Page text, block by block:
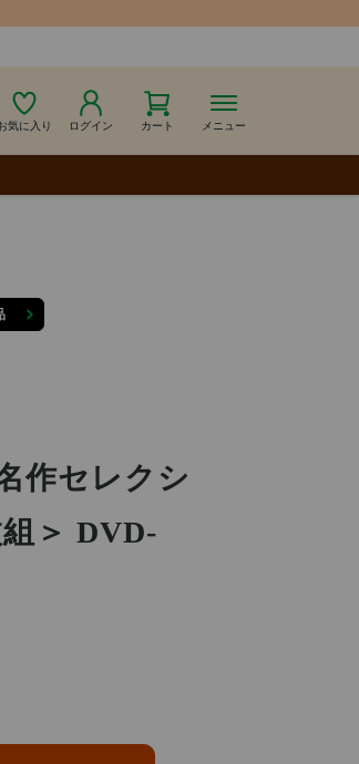
気に入り ログイン カート メニュー
作セレクシ
＞ DVD-